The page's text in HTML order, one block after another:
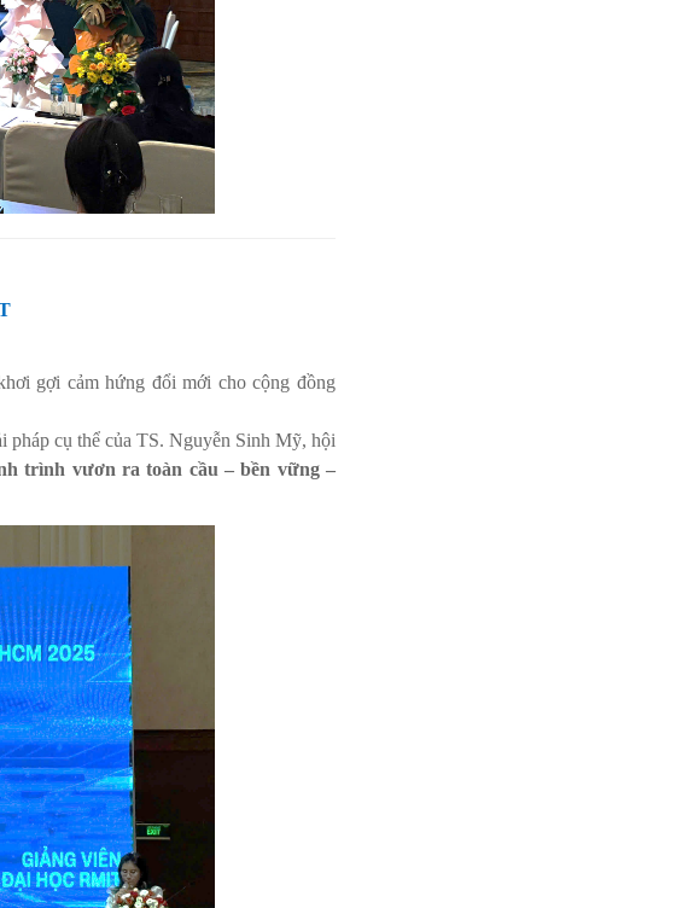
gợi cảm hứng đổi mới cho cộng đồng
cụ thể của TS. Nguyễn Sinh Mỹ, hội
trình vươn ra toàn cầu – bền vững –